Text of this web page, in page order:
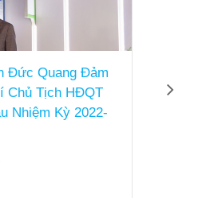
Từ nhiệm Chủ tịch
bầu Chủ tịch HĐQT
13/07/2022